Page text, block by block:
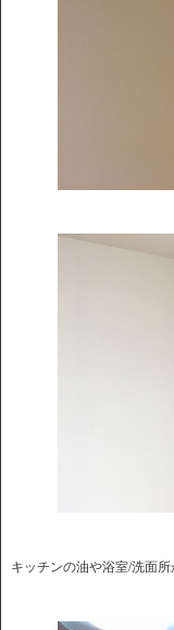
キッチンの油や浴室/洗面